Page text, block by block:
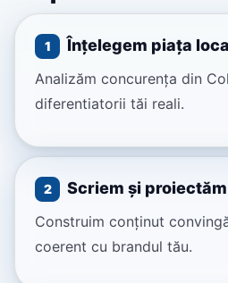
1 Înțelegem piața
Analizăm concurența din
diferentiatorii tăi reali.
2 Scriem și proiectăm
Construim conținut
coerent cu brandul tău.